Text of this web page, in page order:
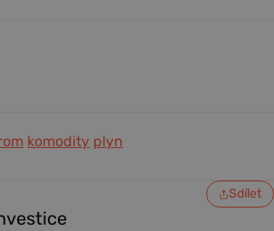
komodity plyn
Sdílet